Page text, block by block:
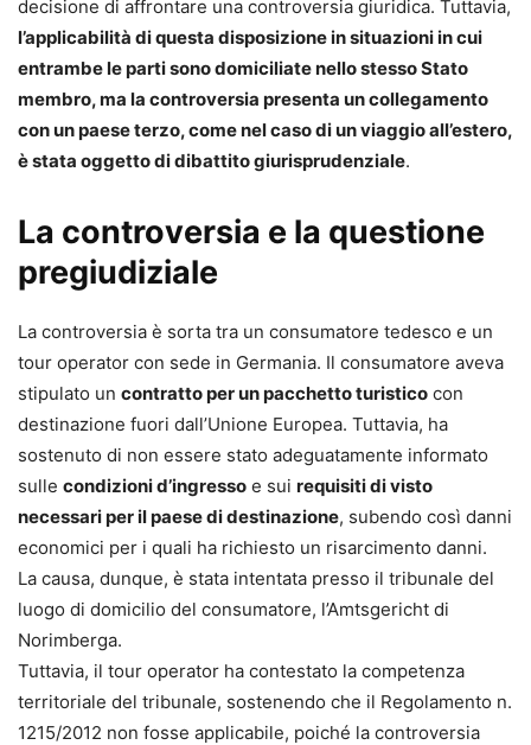
decisione di affrontare una controversia giuridica. Tuttavia,
l’applicabilità di questa disposizione in situazioni in cui
entrambe le parti sono domiciliate nello stesso Stato
membro, ma la controversia presenta un collegamento
con un paese terzo, come nel caso di un viaggio all’estero,
è stata oggetto di dibattito giurisprudenziale.
La controversia e la questione
pregiudiziale
La controversia è sorta tra un consumatore tedesco e un
tour operator con sede in Germania. Il consumatore aveva
stipulato un contratto per un pacchetto turistico con
destinazione fuori dall’Unione Europea. Tuttavia, ha
sostenuto di non essere stato adeguatamente informato
sulle condizioni d’ingresso e sui requisiti di visto
necessari per il paese di destinazione, subendo così danni
economici per i quali ha richiesto un risarcimento danni.
La causa, dunque, è stata intentata presso il tribunale del
luogo di domicilio del consumatore, l’Amtsgericht di
Norimberga.
Tuttavia, il tour operator ha contestato la competenza
territoriale del tribunale, sostenendo che il Regolamento n.
1215/2012 non fosse applicabile, poiché la controversia